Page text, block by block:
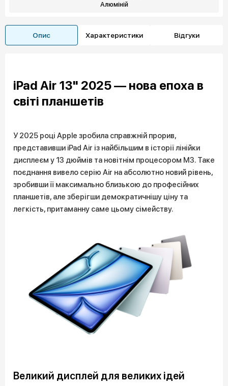
Алюміній
Опис Характеристики Відгуки
iPad Air 13" 2025 — нова епоха в
світі планшетів
У 2025 році Apple зробила справжній прорив,
представивши iPad Air із найбільшим в історії лінійки
дисплеєм у 13 дюймів та новітнім процесором M3. Таке
поєднання вивело серію Air на абсолютно новий рівень,
зробивши її максимально близькою до професійних
планшетів, але зберігши демократичнішу ціну та
легкість, притаманну саме цьому сімейству.
Великий дисплей для великих ідей